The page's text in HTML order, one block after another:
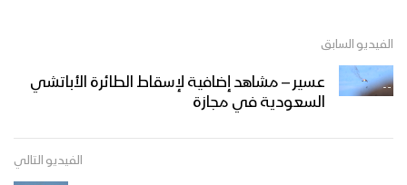
الفيديو السابق
عسير – مشاهد إضافية لإسقاط الطائرة الأباتشي
السعودية في مجازة
الفيديو التالي